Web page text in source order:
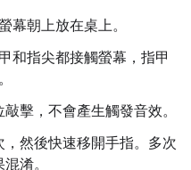
幕朝上放在桌上。
和指尖都接觸螢幕，指甲
擊，不會產生觸發音效。
然後快速移開手指。多次
淆。